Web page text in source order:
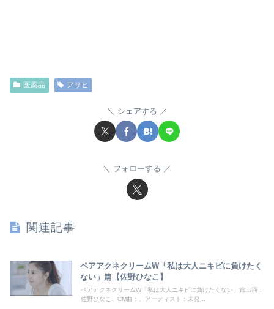
医薬品 アサヒ
シェアする
フォローする
関連記事
ペアアクネクリームW「私は大人ニキビに負けたく
ない」篇【佐野ひなこ】
ペアアクネクリームW「私は大人ニキビに負けたくない」篇出演：
佐野ひなこ、CM曲：、アーティスト：未発...